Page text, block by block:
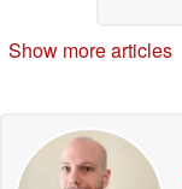
Show more articles